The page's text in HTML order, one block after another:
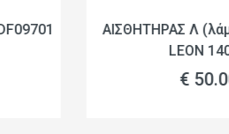
ΑΙΣΘΗΤΗΡΑΣ Λ (λάμδα) ΑΠΟ SEAT